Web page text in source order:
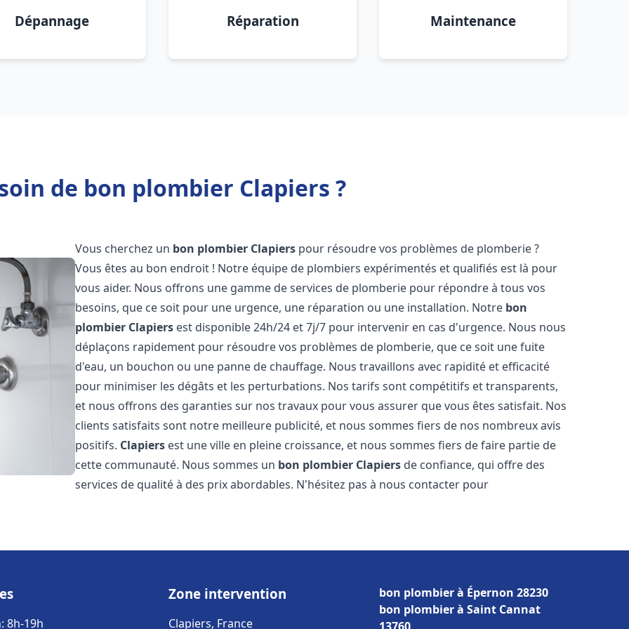
Dépannage Réparation Maintenance
de bon plombier Clapiers ?
Vous cherchez un bon plombier Clapiers pour résoudre vos problèmes de plomberie ?
Vous êtes au bon endroit ! Notre équipe de plombiers expérimentés et qualifiés est là pour
vous aider. Nous offrons une gamme de services de plomberie pour répondre à tous vos
besoins, que ce soit pour une urgence, une réparation ou une installation. Notre bon
plombier Clapiers est disponible 24h/24 et 7j/7 pour intervenir en cas d'urgence. Nous nous
déplaçons rapidement pour résoudre vos problèmes de plomberie, que ce soit une fuite
d'eau, un bouchon ou une panne de chauffage. Nous travaillons avec rapidité et efficacité
pour minimiser les dégâts et les perturbations. Nos tarifs sont compétitifs et transparents,
et nous offrons des garanties sur nos travaux pour vous assurer que vous êtes satisfait. Nos
clients satisfaits sont notre meilleure publicité, et nous sommes fiers de nos nombreux avis
positifs. Clapiers est une ville en pleine croissance, et nous sommes fiers de faire partie de
cette communauté. Nous sommes un bon plombier Clapiers de confiance, qui offre des
services de qualité à des prix abordables. N'hésitez pas à nous contacter pour
8h-19h
Zone intervention
Clapiers, France
bon plombier à Épernon 28230
bon plombier à Saint Cannat